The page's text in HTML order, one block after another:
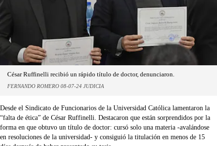
César Ruffinelli recibió un rápido título de doctor, denunciaron.
FERNANDO ROMERO 08-07-24 JUDICIA
Desde el Sindicato de Funcionarios de la Universidad Católica lamentaron la
“falta de ética” de César Ruffinelli. Destacaron que están sorprendidos por la
forma en que obtuvo un título de doctor: cursó solo una materia -avalándose
en resoluciones de la universidad- y consiguió la titulación en menos de 15